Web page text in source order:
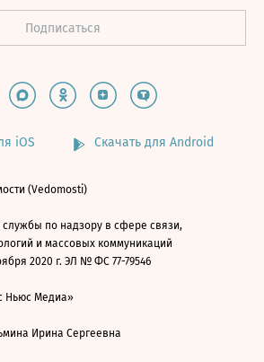
iOS Скачать для Android
(Vedomosti)
по надзору в сфере связи,
и массовых коммуникаций
2020 г. ЭЛ № ФС 77-79546
Ньюс Медиа»
Ирина Сергеевна